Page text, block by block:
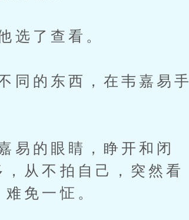
了查看。
的东西，在韦嘉易手
的眼睛，睁开和闭
从不拍自己，突然看
免一怔。